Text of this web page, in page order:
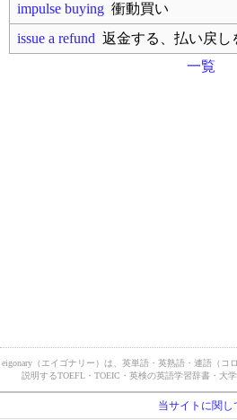
impulse buying 衝動買い
issue a refund 返金する、払い戻し
一覧
eigonary（エイゴナリー）は、英単語・英熟語・連語（コ
説明するTOEFL・TOEIC・英検の英語学習辞書・大
当サイトに関し